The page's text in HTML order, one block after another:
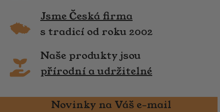
Jsme Česká firma
s tradicí od roku 2002
Naše produkty jsou
přírodní a udržitelné
Novinky na Váš e-mail